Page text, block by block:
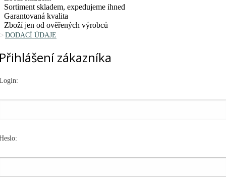
Sortiment skladem, expedujeme ihned
Garantovaná kvalita
Zboží jen od ověřených výrobců
DODACÍ ÚDAJE
zákazníka